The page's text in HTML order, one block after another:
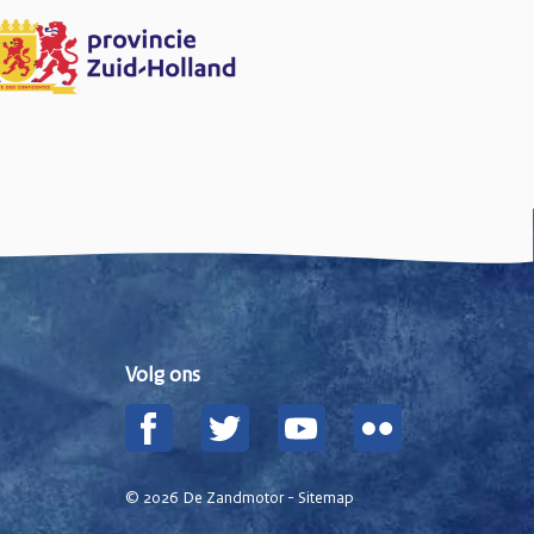
Volg ons
FacebookTwitterYouTubeFlickr
© 2026 De Zandmotor - Sitemap